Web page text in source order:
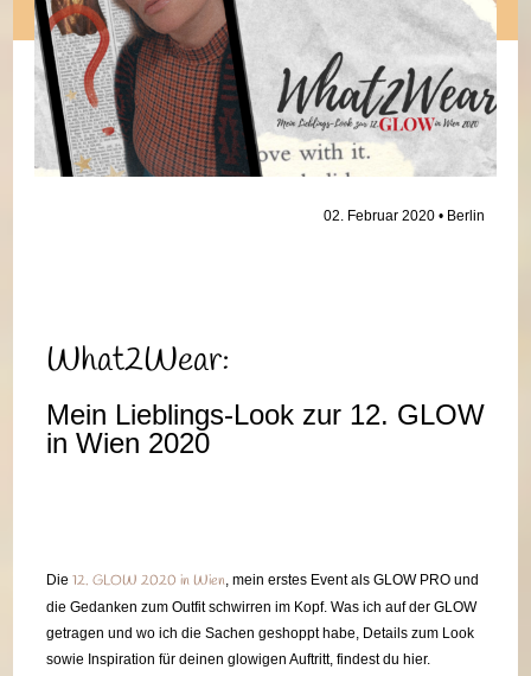
02. Februar 2020 • Berlin
What2Wear:
Mein Lieblings-Look zur 12. GLOW
in Wien 2020
Die 12. GLOW 2020 in Wien, mein erstes Event als GLOW PRO und
die Gedanken zum Outfit schwirren im Kopf. Was ich auf der GLOW
getragen und wo ich die Sachen geshoppt habe, Details zum Look
sowie Inspiration für deinen glowigen Auftritt, findest du hier.